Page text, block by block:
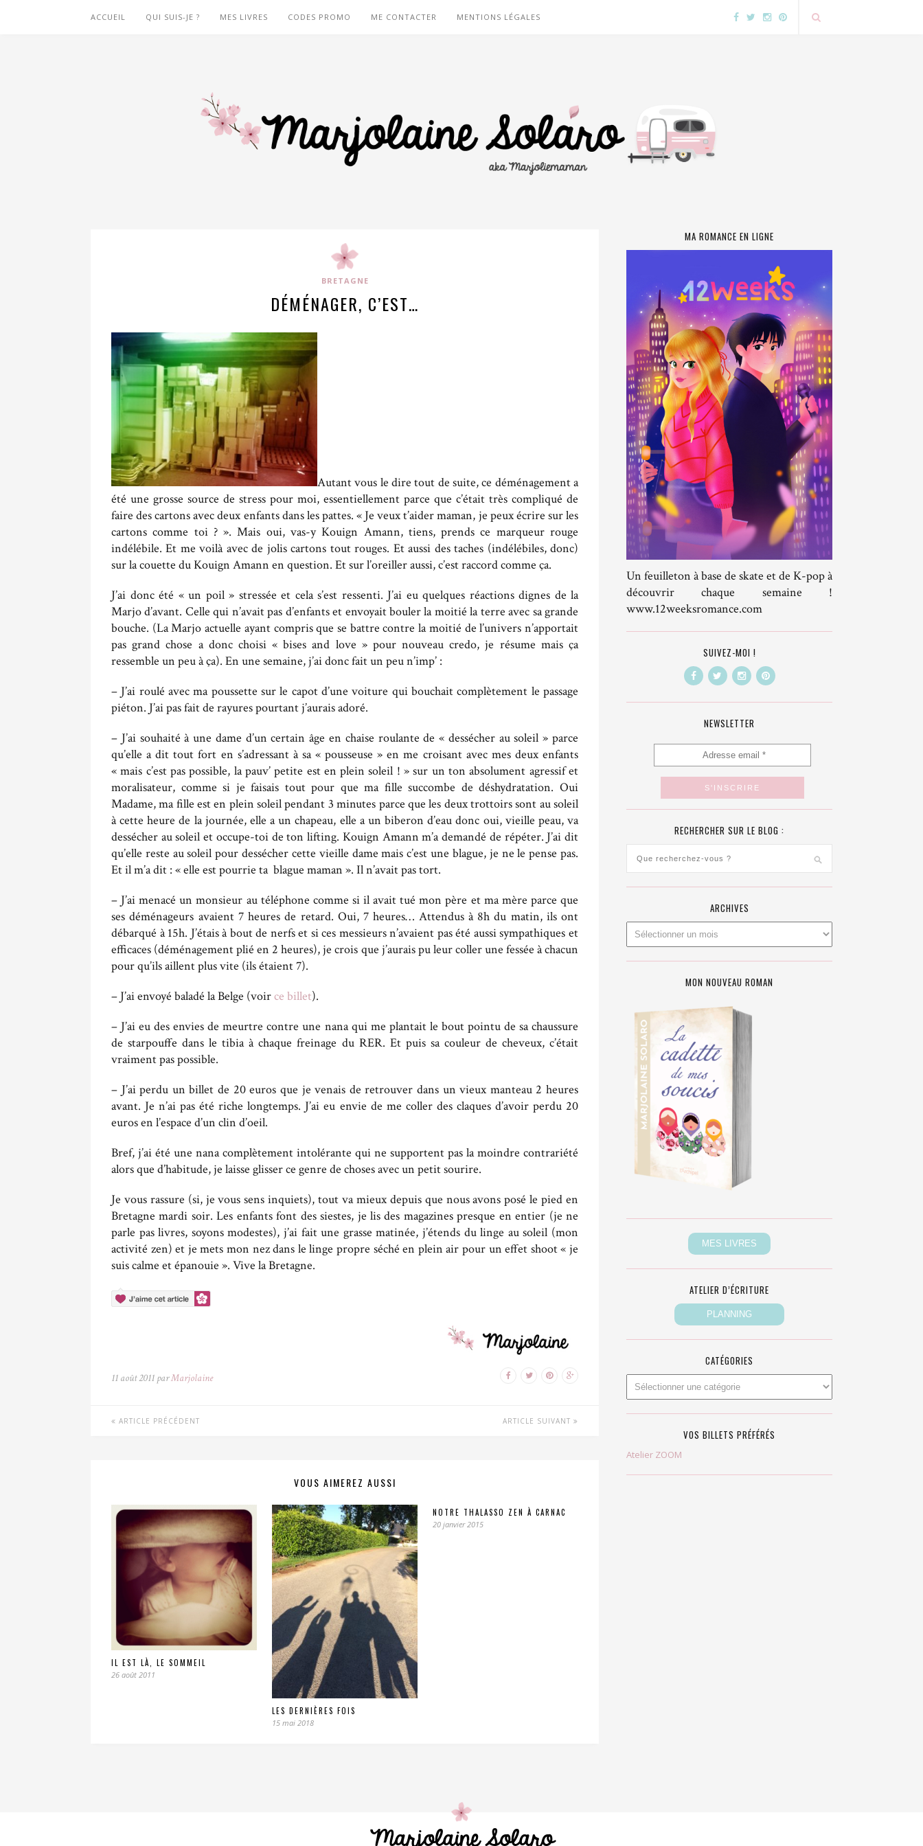
ACCUEIL QUI SUIS-JE ? MES LIVRES CODES PROMO ME CONTACTER MENTIONS LÉGALES
BRETAGNE
DÉMÉNAGER, C’EST…
Autant vous le dire tout de suite, ce déménagement a
été une grosse source de stress pour moi, essentiellement parce que c’était très compliqué de
faire des cartons avec deux enfants dans les pattes. « Je veux t’aider maman, je peux écrire sur les
cartons comme toi ? ». Mais oui, vas-y Kouign Amann, tiens, prends ce marqueur rouge
indélébile. Et me voilà avec de jolis cartons tout rouges. Et aussi des taches (indélébiles, donc)
sur la couette du Kouign Amann en question. Et sur l’oreiller aussi, c’est raccord comme ça.
J’ai donc été « un poil » stressée et cela s’est ressenti. J’ai eu quelques réactions dignes de la
Marjo d’avant. Celle qui n’avait pas d’enfants et envoyait bouler la moitié la terre avec sa grande
bouche. (La Marjo actuelle ayant compris que se battre contre la moitié de l’univers n’apportait
pas grand chose a donc choisi « bises and love » pour nouveau credo, je résume mais ça
ressemble un peu à ça). En une semaine, j’ai donc fait un peu n’imp’ :
– J’ai roulé avec ma poussette sur le capot d’une voiture qui bouchait complètement le passage
piéton. J’ai pas fait de rayures pourtant j’aurais adoré.
– J’ai souhaité à une dame d’un certain âge en chaise roulante de « dessécher au soleil » parce
qu’elle a dit tout fort en s’adressant à sa « pousseuse » en me croisant avec mes deux enfants
« mais c’est pas possible, la pauv’ petite est en plein soleil ! » sur un ton absolument agressif et
moralisateur, comme si je faisais tout pour que ma fille succombe de déshydratation. Oui
Madame, ma fille est en plein soleil pendant 3 minutes parce que les deux trottoirs sont au soleil
à cette heure de la journée, elle a un chapeau, elle a un biberon d’eau donc oui, vieille peau, va
dessécher au soleil et occupe-toi de ton lifting. Kouign Amann m’a demandé de répéter. J’ai dit
qu’elle reste au soleil pour dessécher cette vieille dame mais c’est une blague, je ne le pense pas.
Et il m’a dit : « elle est pourrie ta blague maman ». Il n’avait pas tort.
– J’ai menacé un monsieur au téléphone comme si il avait tué mon père et ma mère parce que
ses déménageurs avaient 7 heures de retard. Oui, 7 heures… Attendus à 8h du matin, ils ont
débarqué à 15h. J’étais à bout de nerfs et si ces messieurs n’avaient pas été aussi sympathiques et
efficaces (déménagement plié en 2 heures), je crois que j’aurais pu leur coller une fessée à chacun
pour qu’ils aillent plus vite (ils étaient 7).
– J’ai envoyé baladé la Belge (voirce billet).
– J’ai eu des envies de meurtre contre une nana qui me plantait le bout pointu de sa chaussure
de starpouffe dans le tibia à chaque freinage du RER. Et puis sa couleur de cheveux, c’était
vraiment pas possible.
– J’ai perdu un billet de 20 euros que je venais de retrouver dans un vieux manteau 2 heures
avant. Je n’ai pas été riche longtemps. J’ai eu envie de me coller des claques d’avoir perdu 20
euros en l’espace d’un clin d’oeil.
Bref, j’ai été une nana complètement intolérante qui ne supportent pas la moindre contrariété
alors que d’habitude, je laisse glisser ce genre de choses avec un petit sourire.
Je vous rassure (si, je vous sens inquiets), tout va mieux depuis que nous avons posé le pied en
Bretagne mardi soir. Les enfants font des siestes, je lis des magazines presque en entier (je ne
parle pas livres, soyons modestes), j’ai fait une grasse matinée, j’étends du linge au soleil (mon
activité zen) et je mets mon nez dans le linge propre séché en plein air pour un effet shoot « je
suis calme et épanouie ». Vive la Bretagne.
11 août 2011 parMarjolaine
ARTICLE PRÉCÉDENT ARTICLE SUIVANT
VOUS AIMEREZ AUSSI
IL EST LÀ, LE SOMMEIL
26 août 2011
LES DERNIÈRES FOIS
15 mai 2018
NOTRE THALASSO ZEN À CARNAC
20 janvier 2015
MA ROMANCE EN LIGNE
Un feuilleton à base de skate et de K-pop à
découvrir chaque semaine !
www.12weeksromance.com
SUIVEZ-MOI !
NEWSLETTER
RECHERCHER SUR LE BLOG :
ARCHIVES
MON NOUVEAU ROMAN
ATELIER D’ÉCRITURE
CATÉGORIES
VOS BILLETS PRÉFÉRÉS
Atelier ZOOM